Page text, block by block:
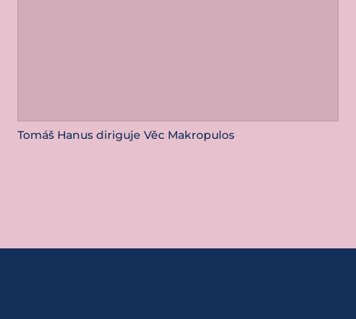
Tomáš Hanus diriguje Věc Makropulos